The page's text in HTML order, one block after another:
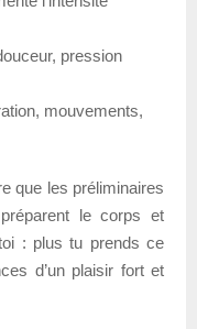
pression
mouvements,
que les préliminaires
le corps et
: plus tu prends ce
d’un plaisir fort et